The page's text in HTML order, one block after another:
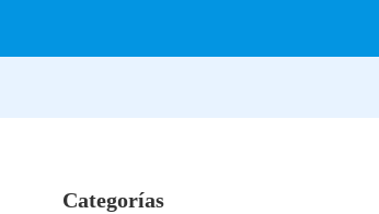
Categorías